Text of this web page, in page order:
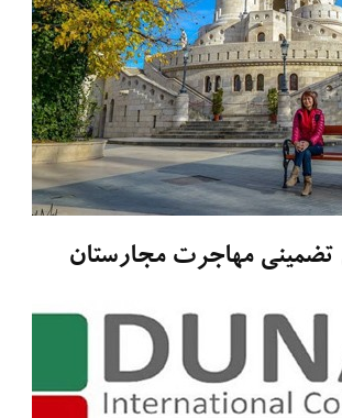
تضمینی مهاجرت مجارستان